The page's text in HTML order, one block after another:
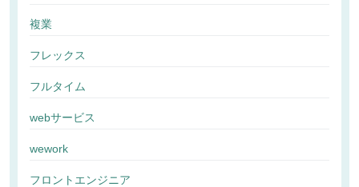
複業
フレックス
フルタイム
webサービス
wework
フロントエンジニア